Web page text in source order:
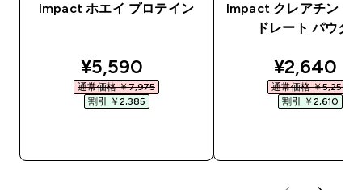
Impact ホエイ プロテイン
discounted price
¥5,590‎
通常価格 ￥7,975‎
割引 ￥2,385‎
Impact クレアチン モ
ドレート パウダ
¥2,640‎
通常価格 ￥5,250‎
割引 ￥2,610‎